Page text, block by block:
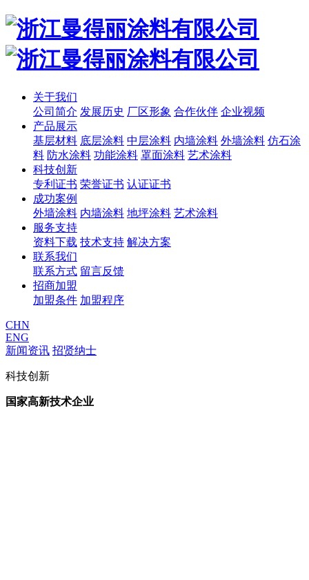
关于我们
公司简介 发展历史 厂区形象 合作伙伴 企业视频
产品展示
基层材料 底层涂料 中层涂料 内墙涂料 外墙涂料 仿石涂
料 防水涂料 功能涂料 罩面涂料 艺术涂料
科技创新
专利证书 荣誉证书 认证证书
成功案例
外墙涂料 内墙涂料 地坪涂料 艺术涂料
服务支持
资料下载 技术支持 解决方案
联系我们
联系方式 留言反馈
招商加盟
加盟条件 加盟程序
CHN
ENG
新闻资讯 招贤纳士
科技创新
国家高新技术企业